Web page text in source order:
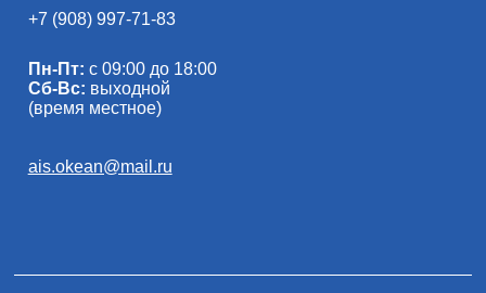
+7 (908) 997-71-83
Пн-Пт: с 09:00 до 18:00
Сб-Вс: выходной
(время местное)
ais.okean@mail.ru